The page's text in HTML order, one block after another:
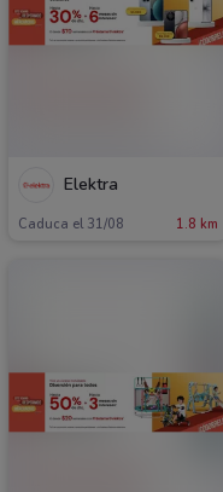
Elektra
Caduca el 31/08 1.8 km